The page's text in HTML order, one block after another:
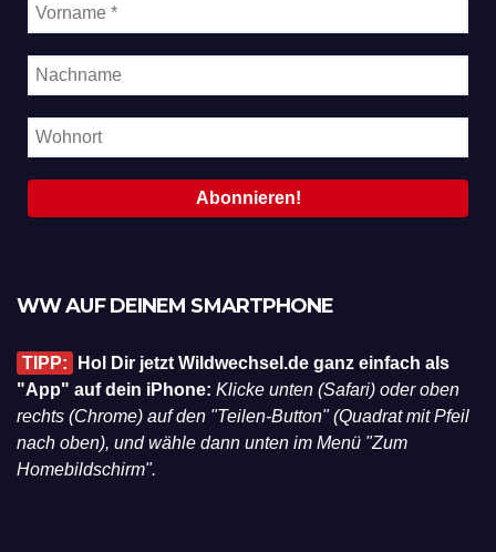
WW AUF DEINEM SMARTPHONE
TIPP:
Hol Dir jetzt Wildwechsel.de ganz einfach als
"App" auf dein iPhone: Klicke unten (Safari) oder oben
rechts (Chrome) auf den "Teilen-Button" (Quadrat mit Pfeil
nach oben), und wähle dann unten im Menü "Zum
Homebildschirm".